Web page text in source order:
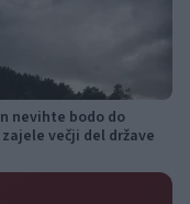
nevihte bodo do
večji del države